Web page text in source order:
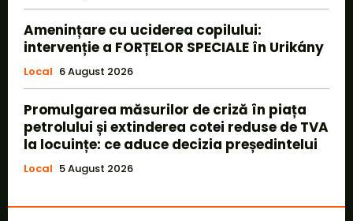
Amenințare cu uciderea copilului:
intervenție a FORȚELOR SPECIALE în Urikány
Local 6 August 2026
Promulgarea măsurilor de criză în piața
petrolului și extinderea cotei reduse de TVA
la locuințe: ce aduce decizia președintelui
Local 5 August 2026